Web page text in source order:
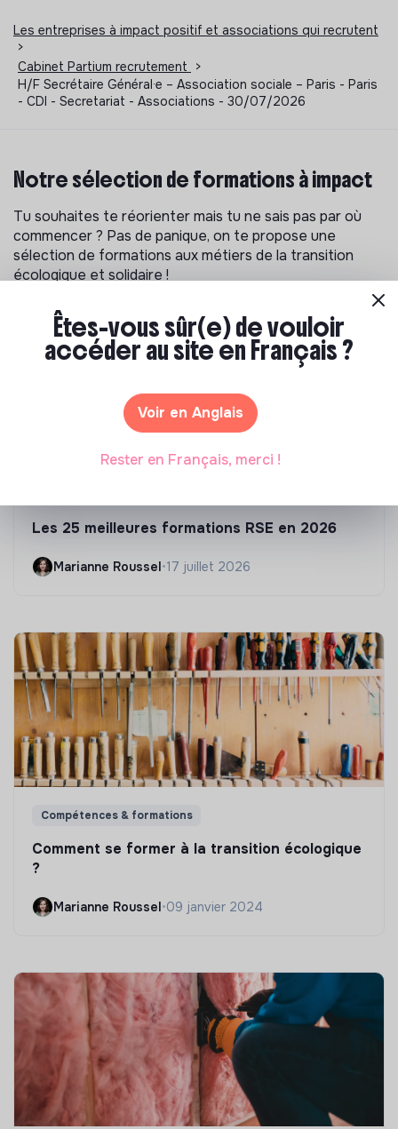
Les entreprises à impact positif et associations qui recrutent
>
Cabinet Partium recrutement
>
H/F Secrétaire Général·e – Association sociale – Paris - Paris
- CDI - Secretariat - Associations - 30/07/2026
Notre sélection de formations à impact
Tu souhaites te réorienter mais tu ne sais pas par où
commencer ? Pas de panique, on te propose une
sélection de formations aux métiers de la transition
écologique et solidaire !
Les 25 meilleures formations RSE en 2026
Marianne Roussel•17 juillet 2026
Compétences & formations
Comment se former à la transition écologique
?
Marianne Roussel•09 janvier 2024
Êtes-vous sûr(e) de vouloir
accéder au site en Français ?
Voir en Anglais
Rester en Français, merci !